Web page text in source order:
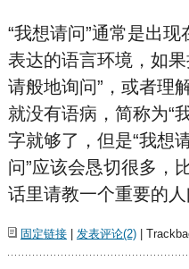
“我想请问”通常是出
表达的语言环境，如
请般地询问”，或者理
就没有语病，简称为“
字就够了，但是“我想
问”应该会恳切很多，
话里请教一个重要的
固定链接| 发表评论(2)|